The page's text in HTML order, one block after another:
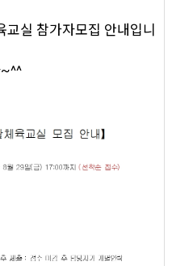
실 참가자모집 안내입니